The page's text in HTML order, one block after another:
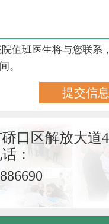
值班医生将与您联系
。
口区解放大道
：